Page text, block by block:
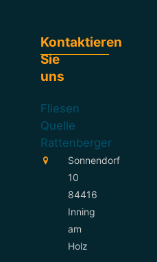
Kontaktieren
Sie
uns
Fliesen
Quelle
Rattenberger
Sonnendorf
10
84416
Inning
am
Holz